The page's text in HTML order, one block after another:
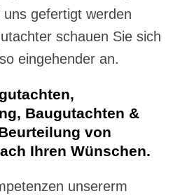
gefertigt werden
schauen Sie sich
eingehender an.
Baugutachten &
von
Ihren Wünschen.
unsererm